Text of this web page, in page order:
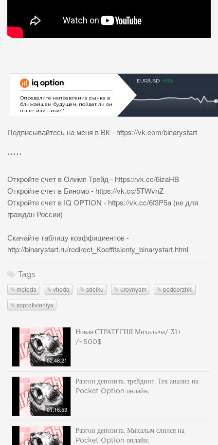
Подписывайтесь на меня в ВК - https://vk.com/binarystart
*****
Откройте счет в Олимп Трейд - https://vk.cc/6izaHB
Откройте счет в Биномо - https://vk.cc/5TWvnZ
Откройте счет в IQ OPTION - https://vk.cc/6f3P5a (не для
граждан России)
Скачайте таблицу коэффициентов -
http://binarystart.ru/redirect_Koeffitsienty_binarystart.html
Tags
metoda vhoda sdelku urovnyam
podderzhki
soprotivleniya
02:48:21
Новая СТРАТЕГИЯ Михалыча/ 31+
/+500$
01:16:53
Разгон депозита. трейдинг. Тех анализ на
Pocket Option онлайн.
Разгон депозита. Михалыч слился на
Pocket Option онлайн.